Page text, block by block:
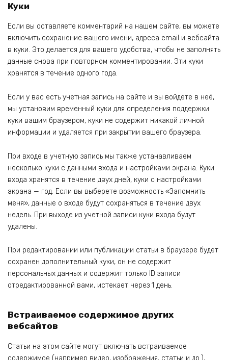
Куки
Если вы оставляете комментарий на нашем сайте, вы можете
включить сохранение вашего имени, адреса email и вебсайта
в куки. Это делается для вашего удобства, чтобы не заполнять
данные снова при повторном комментировании. Эти куки
хранятся в течение одного года.
Если у вас есть учетная запись на сайте и вы войдете в неё,
мы установим временный куки для определения поддержки
куки вашим браузером, куки не содержит никакой личной
информации и удаляется при закрытии вашего браузера.
При входе в учетную запись мы также устанавливаем
несколько куки с данными входа и настройками экрана. Куки
входа хранятся в течение двух дней, куки с настройками
экрана — год. Если вы выберете возможность «Запомнить
меня», данные о входе будут сохраняться в течение двух
недель. При выходе из учетной записи куки входа будут
удалены.
При редактировании или публикации статьи в браузере будет
сохранен дополнительный куки, он не содержит
персональных данных и содержит только ID записи
отредактированной вами, истекает через 1 день.
Встраиваемое содержимое других
вебсайтов
Статьи на этом сайте могут включать встраиваемое
содержимое (например видео, изображения, статьи и др.),